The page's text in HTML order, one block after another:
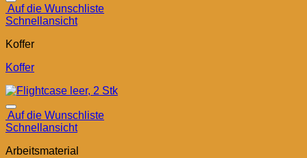
Auf die Wunschliste
Schnellansicht
Koffer
Koffer
Auf die Wunschliste
Schnellansicht
Arbeitsmaterial